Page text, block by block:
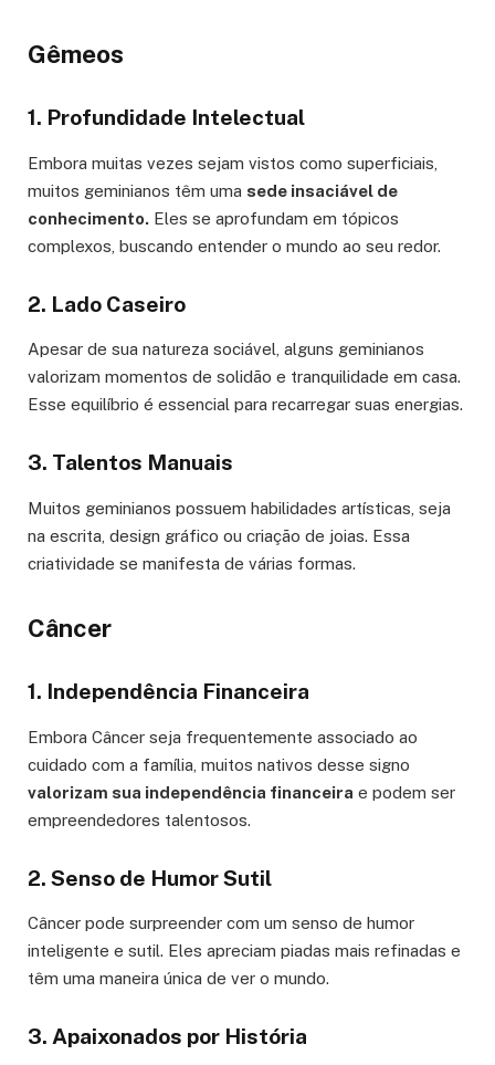
Gêmeos
1. Profundidade Intelectual
Embora muitas vezes sejam vistos como superficiais,
muitos geminianos têm uma sede insaciável de
conhecimento. Eles se aprofundam em tópicos
complexos, buscando entender o mundo ao seu redor.
2. Lado Caseiro
Apesar de sua natureza sociável, alguns geminianos
valorizam momentos de solidão e tranquilidade em casa.
Esse equilíbrio é essencial para recarregar suas energias.
3. Talentos Manuais
Muitos geminianos possuem habilidades artísticas, seja
na escrita, design gráfico ou criação de joias. Essa
criatividade se manifesta de várias formas.
Câncer
1. Independência Financeira
Embora Câncer seja frequentemente associado ao
cuidado com a família, muitos nativos desse signo
valorizam sua independência financeira e podem ser
empreendedores talentosos.
2. Senso de Humor Sutil
Câncer pode surpreender com um senso de humor
inteligente e sutil. Eles apreciam piadas mais refinadas e
têm uma maneira única de ver o mundo.
3. Apaixonados por História